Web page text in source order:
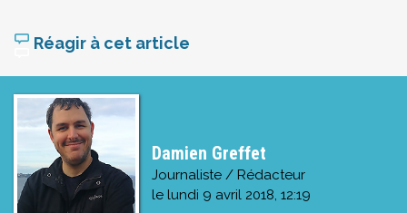
Réagir à cet article
Damien Greffet
Journaliste / Rédacteur
le lundi 9 avril 2018, 12:19